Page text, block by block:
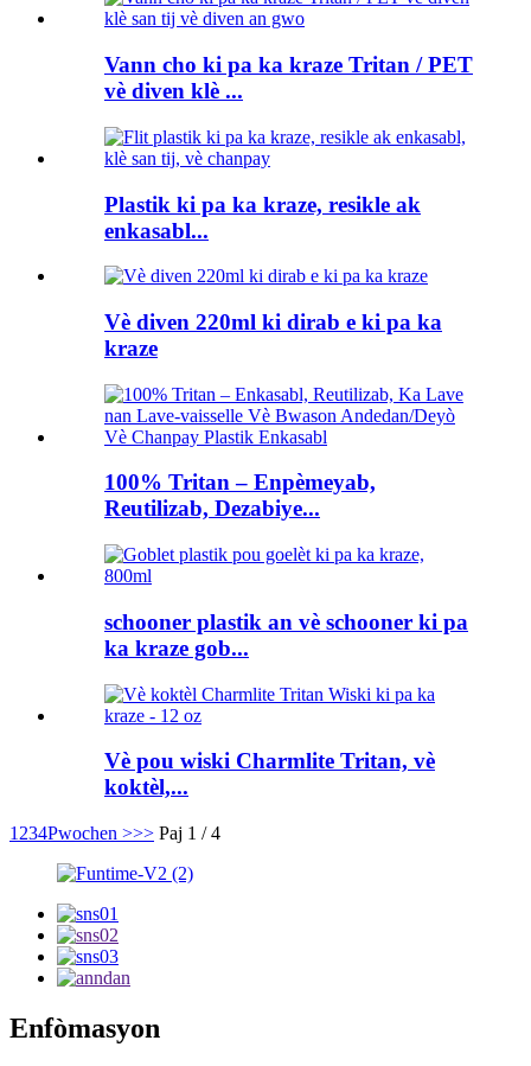
Vann cho ki pa ka kraze Tritan / PET
vè diven klè ...
Plastik ki pa ka kraze, resikle ak
enkasabl...
Vè diven 220ml ki dirab e ki pa ka
kraze
100% Tritan – Enpèmeyab,
Reutilizab, Dezabiye...
schooner plastik an vè schooner ki pa
ka kraze gob...
Vè pou wiski Charmlite Tritan, vè
koktèl,...
1 234Pwochen >>> Paj 1 / 4
Enfòmasyon